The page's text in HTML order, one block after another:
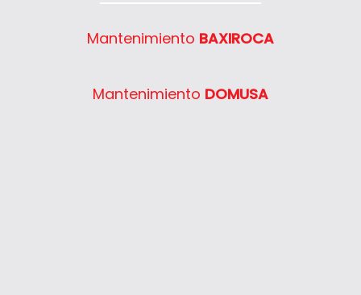
Mantenimiento BAXIROCA
Mantenimiento DOMUSA